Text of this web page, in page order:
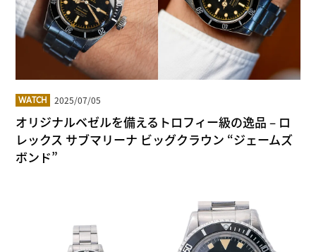
WATCH 2025/07/05
オリジナルベゼルを備えるトロフィー級の逸品 – ロ
レックス サブマリーナ ビッグクラウン “ジェームズ
ボンド”